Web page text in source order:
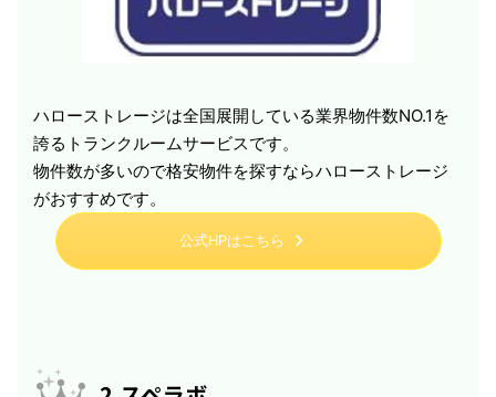
ハローストレージは全国展開している業界物件数NO.1を
誇るトランクルームサービスです。
物件数が多いので格安物件を探すならハローストレージ
がおすすめです。
公式HPはこちら